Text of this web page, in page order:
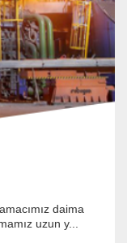
daima
uzun y...